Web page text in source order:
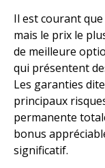
Il est courant
mais le prix le
de meilleure
qui présentent
Les garanties
principaux
permanente
bonus
significatif.